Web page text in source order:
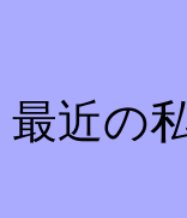
最近の